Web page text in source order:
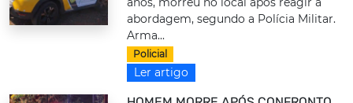
abordagem, segundo a Polícia Militar.
Arma...
Policial
Ler artigo